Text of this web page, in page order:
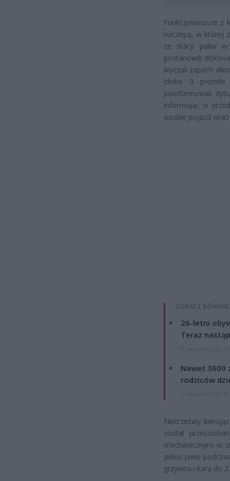
Funkcjonariusze z
naczepą, w której
ze stacji paliw w
postanowili
wyczuli zapach
blisko 3 promile
poinformowali
informując o
osobie pojazd
ZOBACZ
26-letni
Teraz
Nawet 3600
rodziców
Nietrzeźwy
został
mechanicznym w
jedno piwo
grzywna i kara do